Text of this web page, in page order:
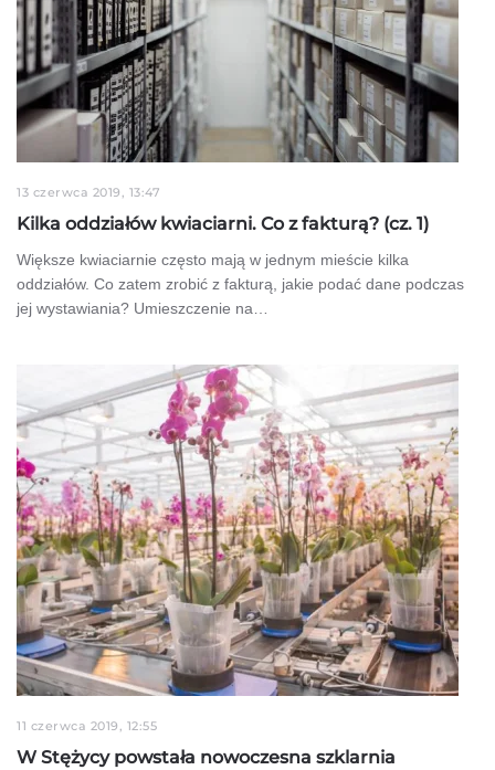
13 czerwca 2019, 13:47
Kilka oddziałów kwiaciarni. Co z fakturą? (cz. 1)
Większe kwiaciarnie często mają w jednym mieście kilka
oddziałów. Co zatem zrobić z fakturą, jakie podać dane podczas
jej wystawiania? Umieszczenie na…
11 czerwca 2019, 12:55
W Stężycy powstała nowoczesna szklarnia